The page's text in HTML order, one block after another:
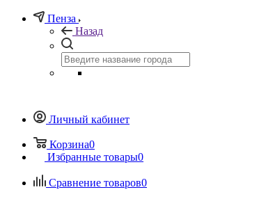
Пенза
Назад
Личный кабинет
Корзина0
Избранные товары0
Сравнение товаров0